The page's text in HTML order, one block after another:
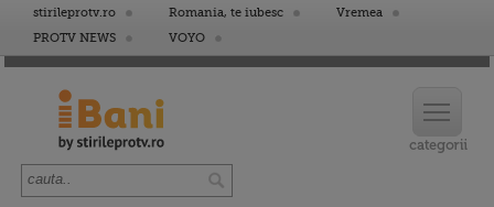
stirileprotv.ro Romania, te iubesc
Vremea
PROTV NEWS
VOYO